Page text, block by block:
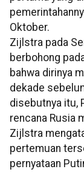
Oktober.
Zijlstra pada
berbohong
bahwa dirinya
dekade
disebutnya itu,
rencana Rusia
Zijlstra
pertemuan
pernyataan